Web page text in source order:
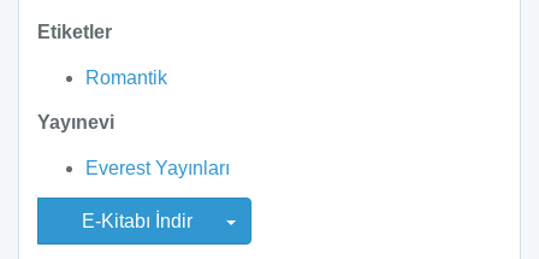
Etiketler
Romantik
Yayınevi
Everest Yayınları
E-Kitabı İndir